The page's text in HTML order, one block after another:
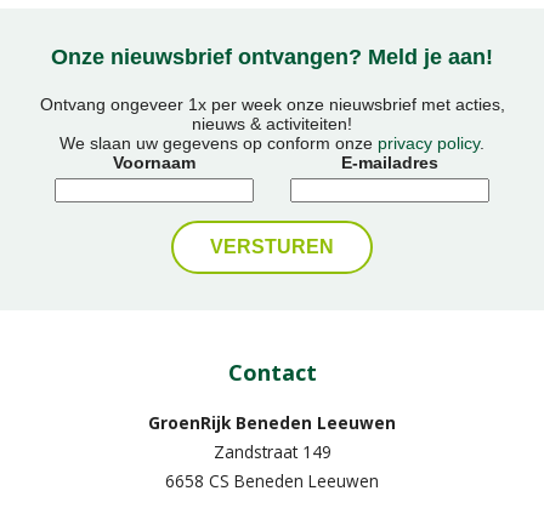
Onze nieuwsbrief ontvangen? Meld je aan!
Ontvang ongeveer 1x per week onze nieuwsbrief met acties,
nieuws & activiteiten!
We slaan uw gegevens op conform onze privacy policy.
Voornaam
E-mailadres
Contact
GroenRijk Beneden Leeuwen​
Zandstraat 149
6658 CS Beneden Leeuwen